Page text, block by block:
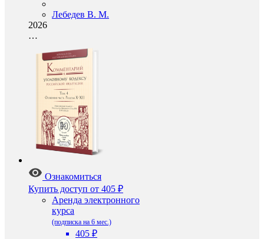
Лебедев В. М.
2026
…
Ознакомиться
Купить доступ от 405 ₽
Аренда электронного
курса
(подписка на 6 мес.)
405 ₽